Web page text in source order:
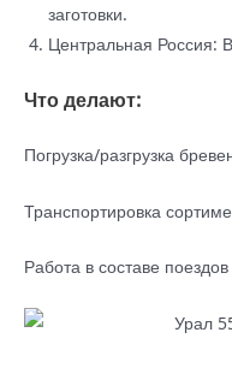
заготовки.
Центральная Россия:
Что делают:
Погрузка/разгрузка
Транспортировка
Работа в составе